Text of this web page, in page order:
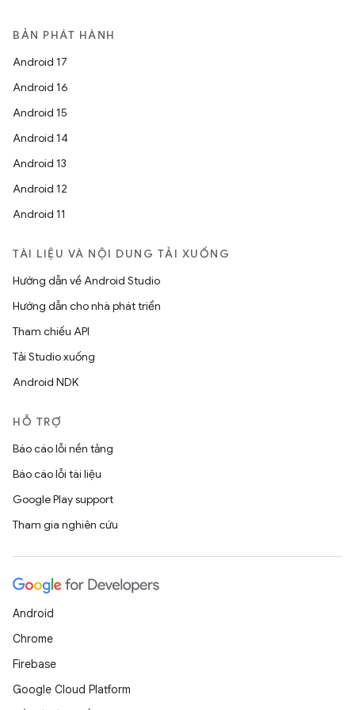
BẢN PHÁT HÀNH
Android 17
Android 16
Android 15
Android 14
Android 13
Android 12
Android 11
TÀI LIỆU VÀ NỘI DUNG TẢI XUỐNG
Hướng dẫn về Android Studio
Hướng dẫn cho nhà phát triển
Tham chiếu API
Tải Studio xuống
Android NDK
HỖ TRỢ
Báo cáo lỗi nền tảng
Báo cáo lỗi tài liệu
Google Play support
Tham gia nghiên cứu
Android
Chrome
Firebase
Google Cloud Platform